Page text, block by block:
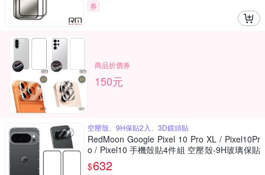
券
商品折價券
150元
空壓殼、9H保貼2入、3D鏡頭貼
RedMoon Google Pixel 10 Pro XL / Pixel10Pr
o / Pixel10 手機殼貼4件組 空壓殼-9H玻璃保貼
2入+3D全包鏡頭貼
$632